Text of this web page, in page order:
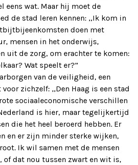
eens wat. Maar hij moet de
de stad leren kennen: ,,Ik kom in
doen met
mensen in het onderwijs,
uit de zorg, om erachter te komen:
Wat speelt er?”
van de veiligheid, een
zichzelf: ,,Den Haag is een stad
sociaaleconomische verschillen
is hier, maar tegelijkertijd
die het heel beroerd hebben. Er
en er zijn minder sterke wijken,
Ik wil samen met de mensen
of dat nou tussen zwart en wit is,